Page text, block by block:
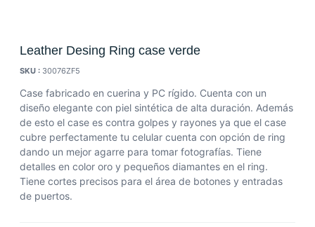
Leather Desing Ring case verde
SKU : 30076ZF5
Case fabricado en cuerina y PC rígido. Cuenta con un
diseño elegante con piel sintética de alta duración. Además
de esto el case es contra golpes y rayones ya que el case
cubre perfectamente tu celular cuenta con opción de ring
dando un mejor agarre para tomar fotografías. Tiene
detalles en color oro y pequeños diamantes en el ring.
Tiene cortes precisos para el área de botones y entradas
de puertos.